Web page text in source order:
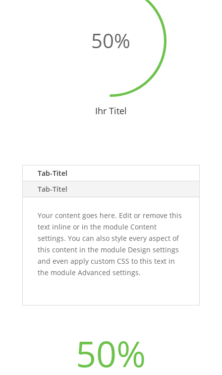
50%
Ihr Titel
Tab-Titel
Tab-Titel
Your content goes here. Edit or remove this
text inline or in the module Content
settings. You can also style every aspect of
this content in the module Design settings
and even apply custom CSS to this text in
the module Advanced settings.
50%